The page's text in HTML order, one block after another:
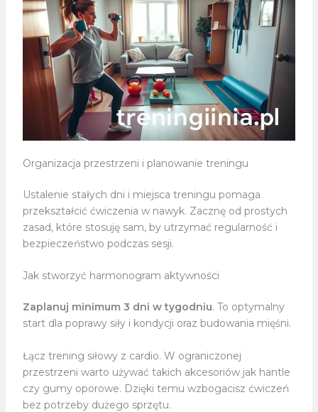
Organizacja przestrzeni i planowanie treningu
Ustalenie stałych dni i miejsca treningu pomaga
przekształcić ćwiczenia w nawyk. Zacznę od prostych
zasad, które stosuję sam, by utrzymać regularność i
bezpieczeństwo podczas sesji.
Jak stworzyć harmonogram aktywności
Zaplanuj minimum 3 dni w tygodniu. To optymalny
start dla poprawy siły i kondycji oraz budowania mięśni.
Łącz trening siłowy z cardio. W ograniczonej
przestrzeni warto używać takich akcesoriów jak hantle
czy gumy oporowe. Dzięki temu wzbogacisz ćwiczeń
bez potrzeby dużego sprzętu.